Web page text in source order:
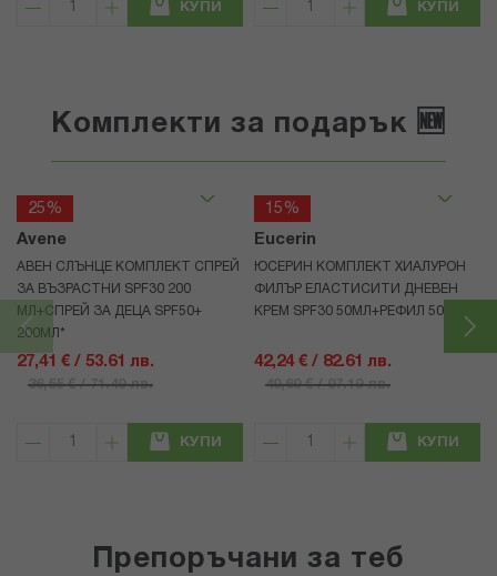
КУПИ КУПИ
Комплекти за подарък 🆕
25%
Avene
АВЕН СЛЪНЦЕ КОМПЛЕКТ СПРЕЙ
ЗА ВЪЗРАСТНИ SPF30 200
МЛ+СПРЕЙ ЗА ДЕЦА SPF50+
200МЛ*
27,41 € / 53.61 лв.
36,55 € / 71.49 лв.
КУПИ
15%
Eucerin
ЮСЕРИН КОМПЛЕКТ ХИАЛУРОН
ФИЛЪР ЕЛАСТИСИТИ ДНЕВЕН
КРЕМ SPF30 50МЛ+РЕФИЛ 50МЛ
42,24 € / 82.61 лв.
49,69 € / 97.19 лв.
КУПИ
Препоръчани за теб